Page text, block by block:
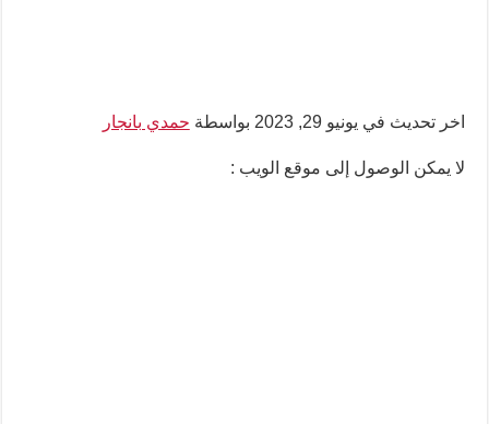
اخر تحديث في يونيو 29, 2023 بواسطة حمدي بانجار
لا يمكن الوصول إلى موقع الويب :